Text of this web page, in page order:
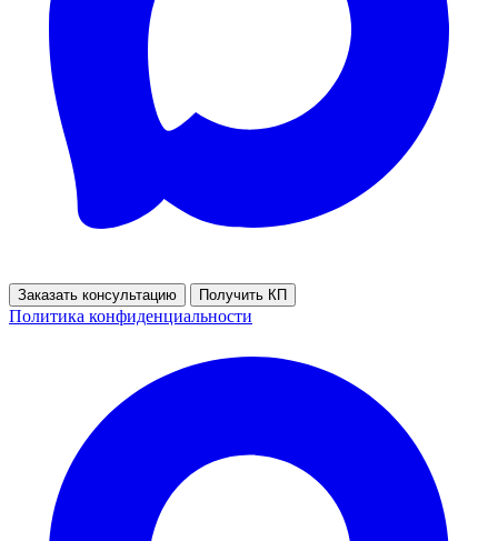
Заказать консультацию Получить КП
Политика конфиденциальности